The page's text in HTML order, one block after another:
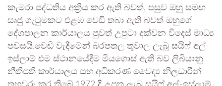
කැමරා පද්ධතිය අක්‍රිය කර ඇති බවත්, පසුව ඔහු සමඟ
සෘජු ගැටුමකට එළඹ වෙඩි තබා ඇති බවත් ඔහුගේ
දේශපාලන කාර්යාලය පුවත් උපුටා දක්වන විදෙස් මාධ්‍ය
පවසයි.වෙඩි වැදීමෙන් බරපතල තුවාල ලැබූ සයිෆ් අල්-
ඉස්ලාම් එම ස්ථානයේදීම මියගොස් ඇති බව ලිබියානු
නීතිපති කාර්යාලය සහ අධිකරණ වෛද්‍ය නිලධාරීන්